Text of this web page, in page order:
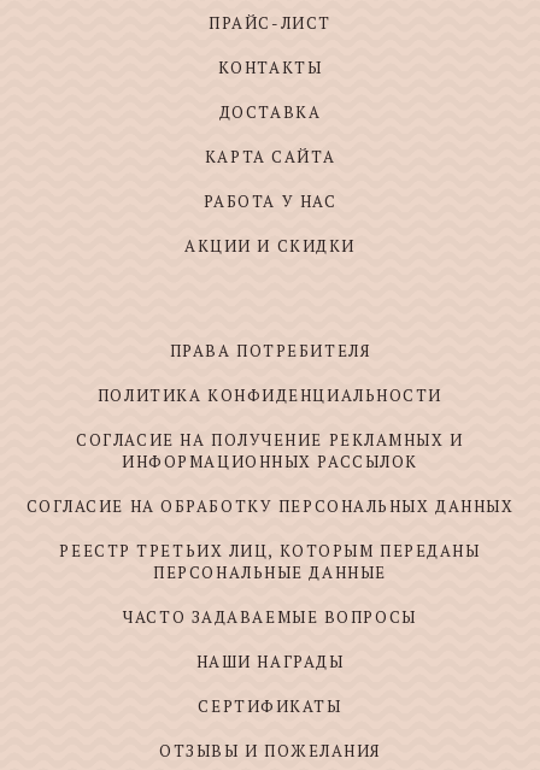
ПРАЙС-ЛИСТ
КОНТАКТЫ
ДОСТАВКА
КАРТА САЙТА
РАБОТА У НАС
АКЦИИ И СКИДКИ
ПРАВА ПОТРЕБИТЕЛЯ
ПОЛИТИКА КОНФИДЕНЦИАЛЬНОСТИ
СОГЛАСИЕ НА ПОЛУЧЕНИЕ РЕКЛАМНЫХ И
ИНФОРМАЦИОННЫХ РАССЫЛОК
СОГЛАСИЕ НА ОБРАБОТКУ ПЕРСОНАЛЬНЫХ ДАННЫХ
РЕЕСТР ТРЕТЬИХ ЛИЦ, КОТОРЫМ ПЕРЕДАНЫ
ПЕРСОНАЛЬНЫЕ ДАННЫЕ
ЧАСТО ЗАДАВАЕМЫЕ ВОПРОСЫ
НАШИ НАГРАДЫ
СЕРТИФИКАТЫ
ОТЗЫВЫ И ПОЖЕЛАНИЯ